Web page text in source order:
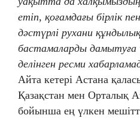
етіп, қоғамдағы бірлік
дәстүрлі рухани
бастамаларды дамытуға
делінген ресми
Айта кетері Астана
Қазақстан мен Орталық
бойынша ең үлкен